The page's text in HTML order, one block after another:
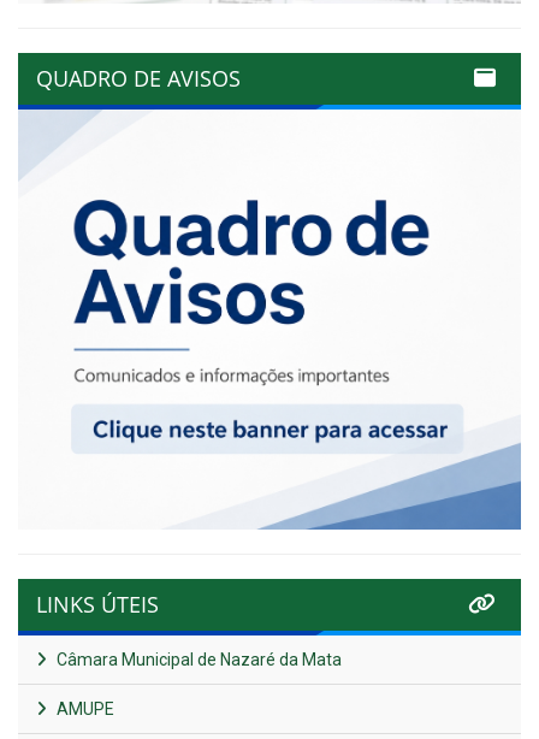
QUADRO DE AVISOS
LINKS ÚTEIS
Câmara Municipal de Nazaré da Mata
AMUPE